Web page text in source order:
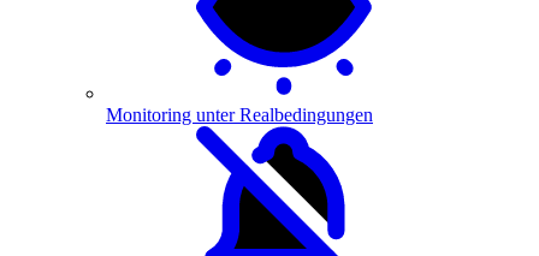
Monitoring unter Realbedingungen